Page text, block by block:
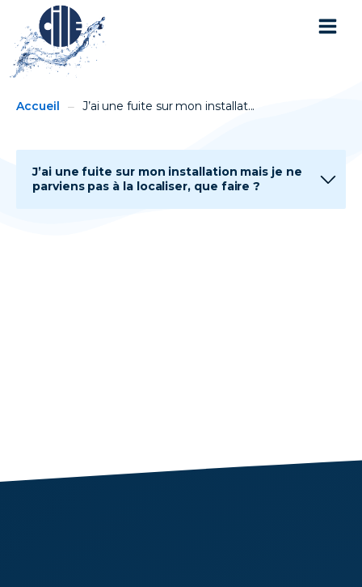
Breadcrumbs
You
Accueil J’ai une fuite sur mon installat...
J’ai une fuite sur mon installation mais je ne
parviens pas à la localiser, que faire ?